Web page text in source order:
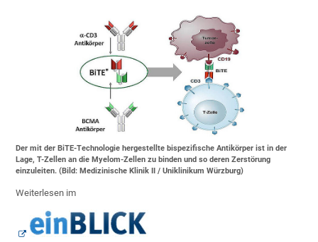
Der mit der BiTE-Technologie hergestellte bispezifische Antikörper ist in der
Lage, T-Zellen an die Myelom-Zellen zu binden und so deren Zerstörung
einzuleiten. (Bild: Medizinische Klinik II / Uniklinikum Würzburg)
Weiterlesen im